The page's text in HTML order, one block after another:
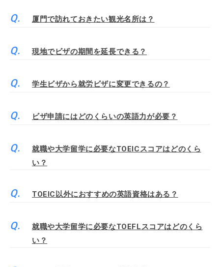
厦門で訪れておきたい観光名所は？
現地でビザの期間を延長できる？
学生ビザから就労ビザに変更できるの？
ビザ申請にはどのくらいの英語力が必要？
就職や大学留学に必要なTOEICスコアはどのくら
い？
TOEIC以外におすすめの英語資格はある？
就職や大学留学に必要なTOEFLスコアはどのくら
い？